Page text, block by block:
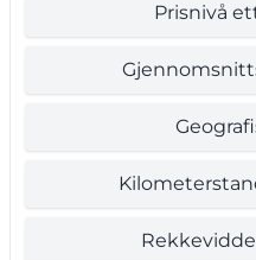
Prisnivå
Rekkevidde